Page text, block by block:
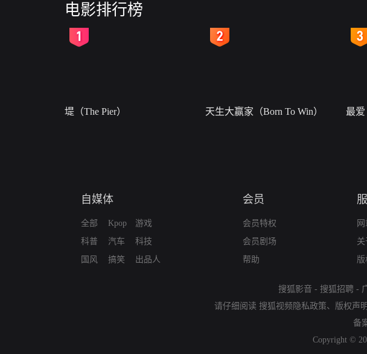
电影排行榜
堤（The Pier） 天生大赢家（Born To Win） 最爱
自媒体
全部
科普
国风
Kpop
汽车
搞笑
游戏
科技
出品人
会员
会员特权
会员剧场
帮助
关
搜狐影音 - 搜狐招聘 -
请仔细阅读 搜狐视频隐私政策、 版权声明
备
Copyright ©